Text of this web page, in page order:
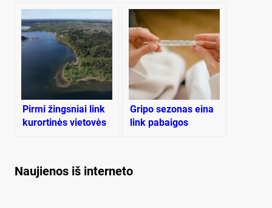
šeimos istorija
Pir­mi žings­niai link
ku­ror­ti­nės vie­to­vės
Gripo sezonas eina
link pabaigos
Naujienos iš interneto